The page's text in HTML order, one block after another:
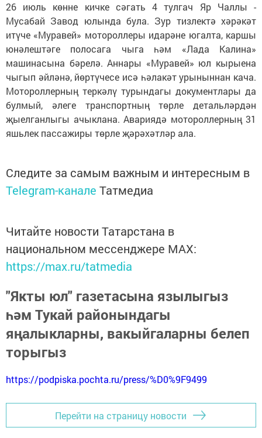
26 июль көнне кичке сәгать 4 тулгач Яр Чаллы -
Мусабай Завод юлында була. Зур тизлектә хәрәкәт
итүче «Муравей» мотороллеры идарәне югалта, каршы
юнәлештәге полосага чыга һәм «Лада Калина»
машинасына бәрелә. Аннары «Муравей» юл кырыена
чыгып әйләнә, йөртүчесе исә һәлакәт урыныннан кача.
Мотороллерның теркәлү турындагы документлары да
булмый, әлеге транспортның төрле детальләрдән
җыелганлыгы ачыклана. Авариядә мотороллерның 31
яшьлек пассажиры төрле җәрәхәтләр ала.
Следите за самым важным и интересным в
Telegram-канале Татмедиа
Читайте новости Татарстана в
национальном мессенджере MАХ:
https://max.ru/tatmedia
"Якты юл" газетасына язылыгыз
һәм Тукай районындагы
яңалыкларны, вакыйгаларны белеп
торыгыз
https://podpiska.pochta.ru/press/%D0%9F9499
Перейти на страницу новости